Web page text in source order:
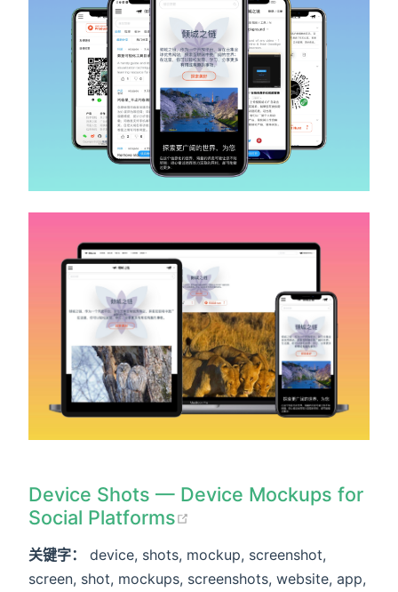
Device Shots — Device Mockups for
Social Platforms
关键字：
device, shots, mockup, screenshot,
screen, shot, mockups, screenshots, website, app,